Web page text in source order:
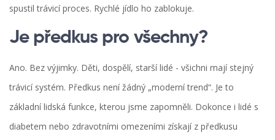
spustil trávicí proces. Rychlé jídlo ho zablokuje.
Je předkus pro všechny?
Ano. Bez výjimky. Děti, dospělí, starší lidé - všichni mají stejný
trávicí systém. Předkus není žádný „moderní trend“. Je to
základní lidská funkce, kterou jsme zapomněli. Dokonce i lidé s
diabetem nebo zdravotními omezeními získají z předkusu